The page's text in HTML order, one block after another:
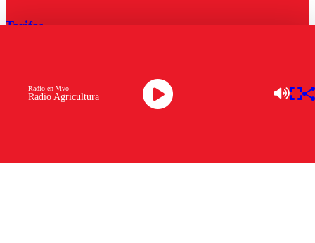
Radio Agricultura
Radio en Vivo
Tarifas
Descarga la APP